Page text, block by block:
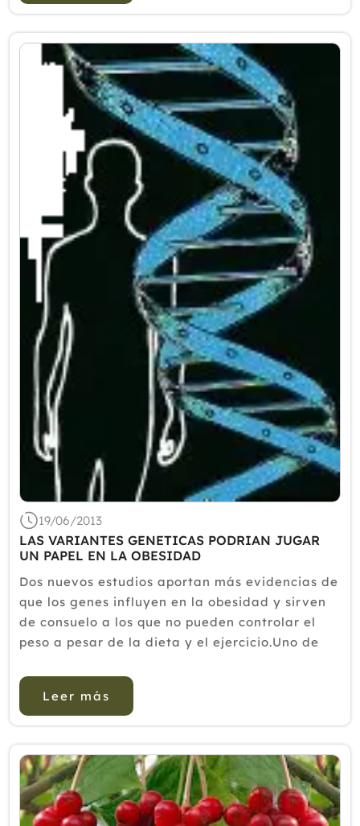
19/06/2013
LAS VARIANTES GENETICAS PODRIAN JUGAR
UN PAPEL EN LA OBESIDAD
Dos nuevos estudios aportan más evidencias de
que los genes influyen en la obesidad y sirven
de consuelo a los que no pueden controlar el
peso a pesar de la dieta y el ejercicio.Uno de
porque encontró mutaciones genéticas en
varios niños obesos que ...
Leer más